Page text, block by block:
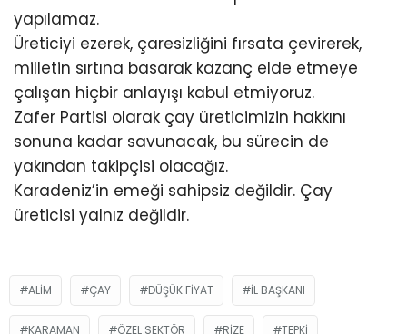
yapılamaz.
Üreticiyi ezerek, çaresizliğini fırsata çevirerek,
milletin sırtına basarak kazanç elde etmeye
çalışan hiçbir anlayışı kabul etmiyoruz.
Zafer Partisi olarak çay üreticimizin hakkını
sonuna kadar savunacak, bu sürecin de
yakından takipçisi olacağız.
Karadeniz’in emeği sahipsiz değildir. Çay
üreticisi yalnız değildir.
ALIM ÇAY DÜŞÜK FIYAT İL BAŞKANI
KARAMAN ÖZEL SEKTÖR RIZE TEPKİ